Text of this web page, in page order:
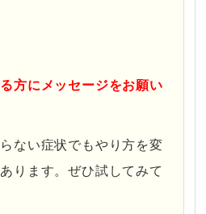
方にメッセージをお願い
ない症状でもやり方を変
ります。ぜひ試してみて